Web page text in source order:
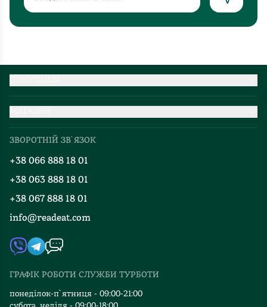
Добірки
Блог
Події
Книгарні
Контакти
Автори
Видавництва
Відгуки та оцінка RDT
ЗВОРОТНІЙ ЗВ`ЯЗОК
+38 066 888 18 01
+38 063 888 18 01
+38 067 888 18 01
info@readeat.com
ГРАФІК РОБОТИ СЛУЖБИ ТУРБОТИ
понеділок-п`ятниця - 09:00-21:00